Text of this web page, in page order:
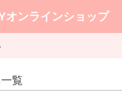
オンラインショップ
覧